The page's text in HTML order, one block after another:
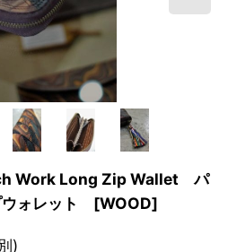
Work Long Zip Wallet パ
ウォレット [WOOD]
)